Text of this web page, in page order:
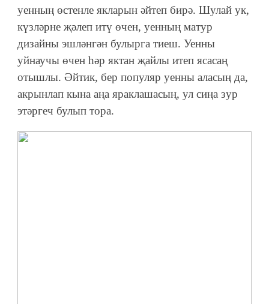
уенның өстенле якларын әйтеп бирә. Шулай ук,
күзләрне җәлеп итү өчен, уенның матур
дизайны эшләнгән булырга тиеш. Уенны
уйнаучы өчен һәр яктан җайлы итеп ясасаң
отышлы. Әйтик, бер популяр уенны аласың да,
акрынлап кына аңа яраклашасың, ул сиңа зур
этәргеч булып тора.